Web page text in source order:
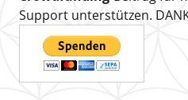
Support unterstützen.